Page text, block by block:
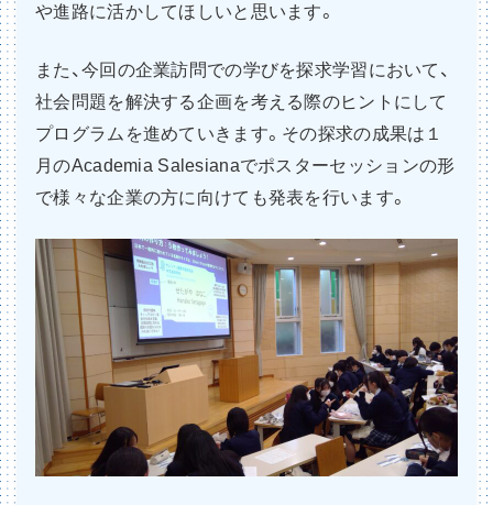
や進路に活かしてほしいと思います。
また、今回の企業訪問での学びを探求学習において、
社会問題を解決する企画を考える際のヒントにして
プログラムを進めていきます。その探求の成果は１
月のAcademia Salesianaでポスターセッションの形
で様々な企業の方に向けても発表を行います。